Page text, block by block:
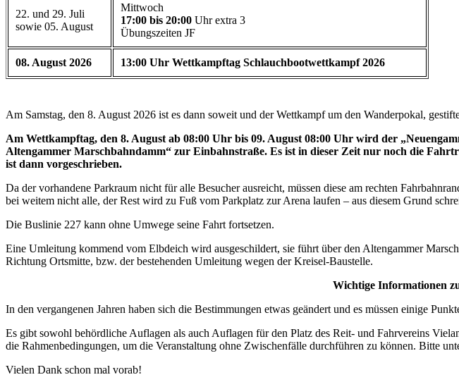
22. und 29. Juli
sowie 05. August
Mittwoch
17:00 bis 20:00 Uhr extra 3
Übungszeiten JF
08. August 2026 13:00 Uhr Wettkampftag Schlauchbootwettkampf 2026
Am Samstag, den 8. August 2026 ist es dann soweit und der Wettkampf um den Wanderpokal,
Am Wettkampftag, den 8. August ab 08:00 Uhr bis 09. August 08:00 Uhr wird der
Altengammer Marschbahndamm“ zur Einbahnstraße. Es ist in dieser Zeit nur noch die
ist dann vorgeschrieben.
Da der vorhandene Parkraum nicht für alle Besucher ausreicht, müssen diese am rechten
bei weitem nicht alle, der Rest wird zu Fuß vom Parkplatz zur Arena laufen – aus diesem Grund
Die Buslinie 227 kann ohne Umwege seine Fahrt fortsetzen.
Eine Umleitung kommend vom Elbdeich wird ausgeschildert, sie führt über den Altengammer
Richtung Ortsmitte, bzw. der bestehenden Umleitung wegen der Kreisel-Baustelle.
Wichtige Informationen
In den vergangenen Jahren haben sich die Bestimmungen etwas geändert und es müssen einige
Es gibt sowohl behördliche Auflagen als auch Auflagen für den Platz des Reit- und Fahrvereins
die Rahmenbedingungen, um die Veranstaltung ohne Zwischenfälle durchführen zu können. Bitte
Vielen Dank schon mal vorab!